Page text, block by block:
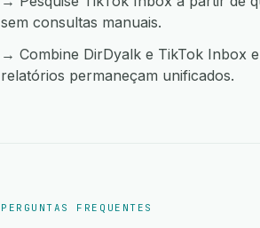
sem consultas manuais.
→ Combine DirDyalk e TikTok Inbox
relatórios permaneçam unificados.
PERGUNTAS FREQUENTES